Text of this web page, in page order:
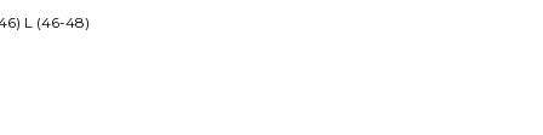
L (46-48)